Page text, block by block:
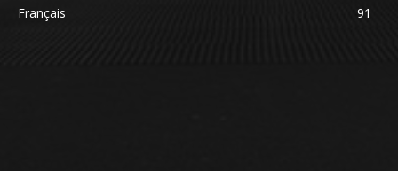
Français
91